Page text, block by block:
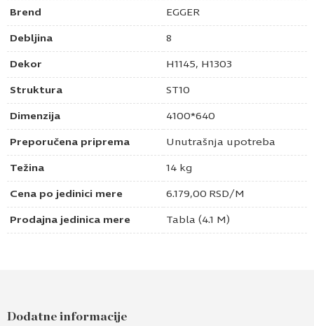
Brend EGGER
Debljina 8
Dekor H1145, H1303
Struktura ST10
Dimenzija 4100*640
Preporučena priprema Unutrašnja upotreba
Težina 14 kg
Cena po jedinici mere 6.179,00 RSD/M
Prodajna jedinica mere Tabla (4.1 M)
Dodatne informacije